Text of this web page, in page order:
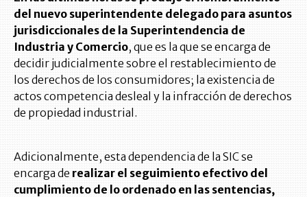
del nuevo superintendente delegado para asuntos
jurisdiccionales de la Superintendencia de
Industria y Comercio, que es la que se encarga de
decidir judicialmente sobre el restablecimiento de
los derechos de los consumidores; la existencia de
actos competencia desleal y la infracción de derechos
de propiedad industrial.
Adicionalmente, esta dependencia de la SIC se
encarga de realizar el seguimiento efectivo del
cumplimiento de lo ordenado en las sentencias,